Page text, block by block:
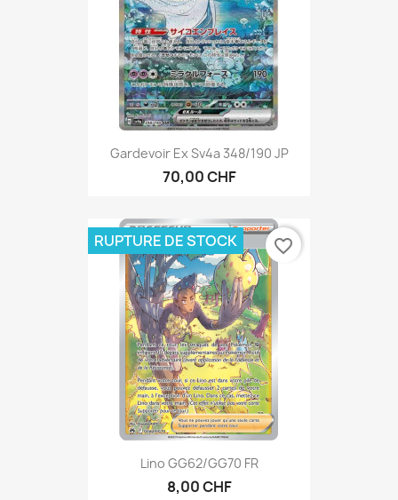
Gardevoir Ex Sv4a 348/190 JP
70,00 CHF
Lino GG62/GG70 FR
8,00 CHF
RUPTURE DE STOCK favorite_border